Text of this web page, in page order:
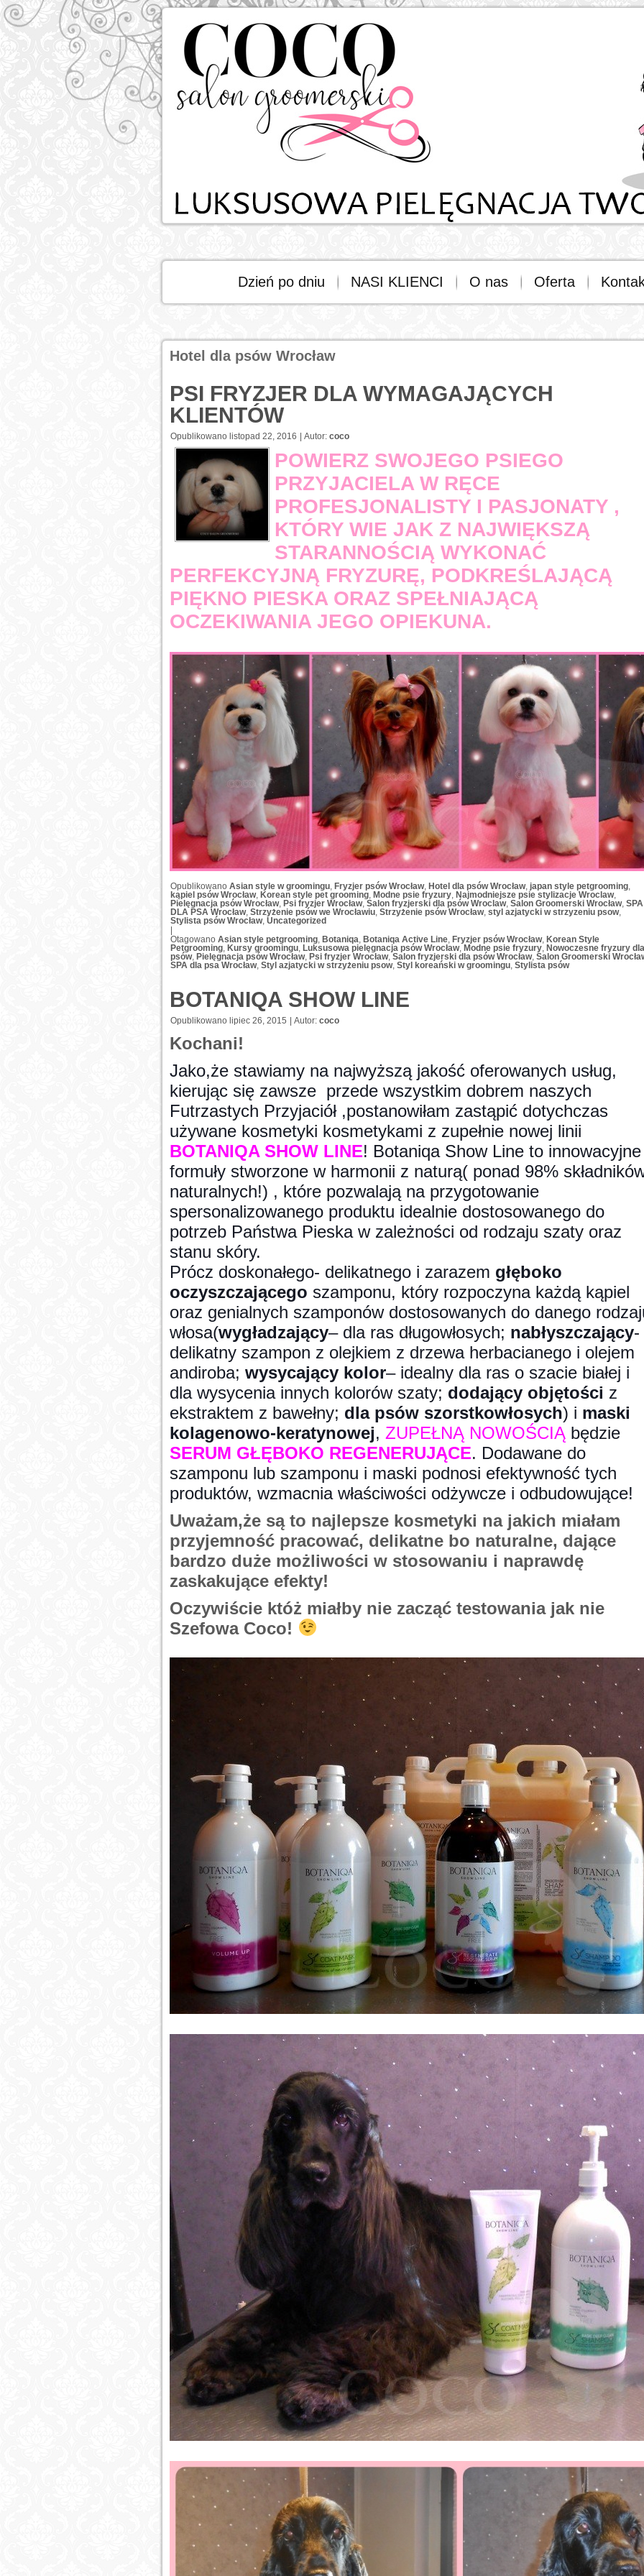
Dzień po dniu NASI KLIENCI O nas Oferta
Hotel dla psów Wrocław
PSI FRYZJER DLA WYMAGAJĄCYCH
KLIENTÓW
Opublikowano listopad 22, 2016 Autor: coco
POWIERZ SWOJEGO PSIEGO
PRZYJACIELA W RĘCE
PROFESJONALISTY I PASJONATY ,
KTÓRY WIE JAK Z NAJWIĘKSZĄ
STARANNOŚCIĄ WYKONAĆ
PERFEKCYJNĄ FRYZURĘ, PODKREŚLAJĄCĄ
PIĘKNO PIESKA ORAZ SPEŁNIAJĄCĄ
OCZEKIWANIA JEGO OPIEKUNA.
Opublikowano Asian style w groomingu, Fryzjer psów Wrocław, Hotel dla psów Wrocław, japan style petgrooming,
kąpiel psów Wrocław, Korean style pet grooming, Modne psie fryzury, Najmodniejsze psie stylizacje Wroclaw,
Pielęgnacja psów Wrocław, Psi fryzjer Wrocław, Salon fryzjerski dla psów Wroclaw, Salon Groomerski Wrocław, SPA
DLA PSA Wrocław, Strzyżenie psów we Wrocławiu, Strzyżenie psów Wrocław, styl azjatycki w strzyzeniu psow,
Stylista psów Wrocław, Uncategorized
Otagowano Asian style petgrooming, Botaniqa, Botaniqa Active Line, Fryzjer psów Wrocław, Korean Style
Petgrooming, Kursy groomingu, Luksusowa pielęgnacja psów Wrocław, Modne psie fryzury, Nowoczesne fryzury dla
psów, Pielęgnacja psów Wrocław, Psi fryzjer Wrocław, Salon fryzjerski dla psów Wrocław, Salon Groomerski
SPA dla psa Wrocław, Styl azjatycki w strzyżeniu psow, Styl koreański w groomingu, Stylista psów
BOTANIQA SHOW LINE
Opublikowano lipiec 26, 2015 Autor: coco
Kochani!
Jako,że stawiamy na najwyższą jakość oferowanych usług,
kierując się zawsze przede wszystkim dobrem naszych
Futrzastych Przyjaciół ,postanowiłam zastąpić dotychczas
używane kosmetyki kosmetykami z zupełnie nowej linii
BOTANIQA SHOW LINE! Botaniqa Show Line to innowacyjne
formuły stworzone w harmonii z naturą( ponad 98%
naturalnych!) , które pozwalają na przygotowanie
spersonalizowanego produktu idealnie dostosowanego do
potrzeb Państwa Pieska w zależności od rodzaju szaty oraz
stanu skóry.
Prócz doskonałego- delikatnego i zarazem głęboko
oczyszczającego szamponu, który rozpoczyna każdą kąpiel
oraz genialnych szamponów dostosowanych do danego
włosa(wygładzający– dla ras długowłosych; nabłyszczający-
delikatny szampon z olejkiem z drzewa herbacianego i olejem
andiroba; wysycający kolor– idealny dla ras o szacie białej i
dla wysycenia innych kolorów szaty; dodający objętości z
ekstraktem z bawełny; dla psów szorstkowłosych) i maski
kolagenowo-keratynowej, ZUPEŁNĄ NOWOŚCIĄ będzie
SERUM GŁĘBOKO REGENERUJĄCE. Dodawane do
szamponu lub szamponu i maski podnosi efektywność tych
produktów, wzmacnia właściwości odżywcze i odbudowujące!
Uważam,że są to najlepsze kosmetyki na jakich miałam
przyjemność pracować, delikatne bo naturalne, dające
bardzo duże możliwości w stosowaniu i naprawdę
zaskakujące efekty!
Oczywiście któż miałby nie zacząć testowania jak nie
Szefowa Coco!